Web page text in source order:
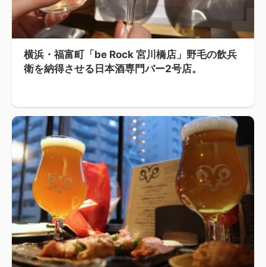
横浜・福富町「be Rock 宮川橋店」野毛の飲兵
衛を納得させる日本酒専門バー2号店。